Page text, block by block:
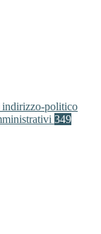
indirizzo-politico
349